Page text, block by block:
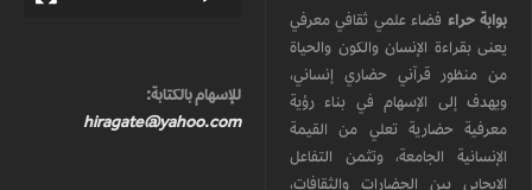
بوابة حراء فضاء علمي ثقافي معرفي
يعنى بقراءة الإنسان والكون والحياة
من منظور قرآني حضاري إنساني،
ويهدف إلى الإسهام في بناء رؤية
معرفية حضارية تعلي من القيمة
الإنسانية الجامعة، وتثمن التفاعل
الإيجابي بين الحضارات والثقافات،
للإسهام بالكتابة:
hiragate@yahoo.com